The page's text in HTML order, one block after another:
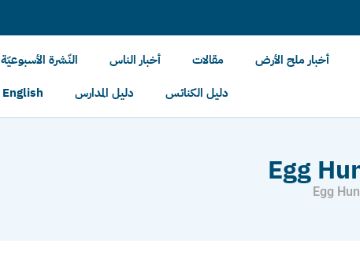
أخبار ملح الأرض مقالات أخبار الناس النّشرة الأسبوعيّة
دليل الكنائس
دليل المدارس English